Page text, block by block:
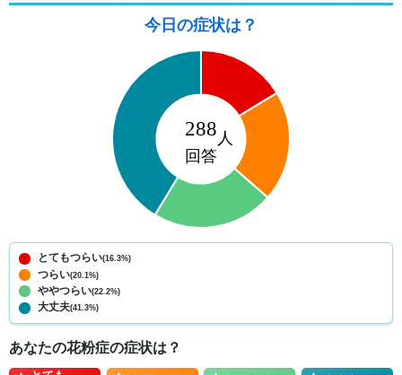
今日の症状は？
とてもつらい(16.3%)
つらい(20.1%)
ややつらい(22.2%)
大丈夫(41.3%)
あなたの花粉症の症状は？